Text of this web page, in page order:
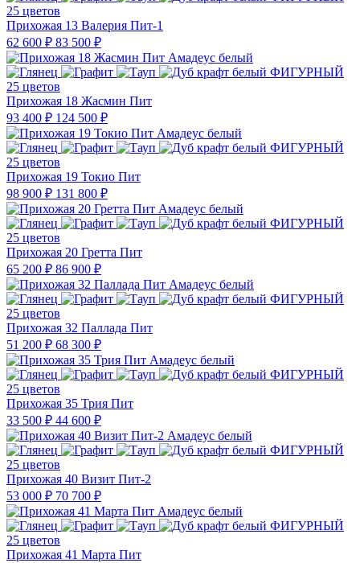
25 цветов
Прихожая 13 Валерия Пит-1
62 600 ₽ 83 500 ₽
25 цветов
Прихожая 18 Жасмин Пит
93 400 ₽ 124 500 ₽
25 цветов
Прихожая 19 Токио Пит
98 900 ₽ 131 800 ₽
25 цветов
Прихожая 20 Гретта Пит
65 200 ₽ 86 900 ₽
25 цветов
Прихожая 32 Паллада Пит
51 200 ₽ 68 300 ₽
25 цветов
Прихожая 35 Трия Пит
33 500 ₽ 44 600 ₽
25 цветов
Прихожая 40 Визит Пит-2
53 000 ₽ 70 700 ₽
25 цветов
Прихожая 41 Марта Пит